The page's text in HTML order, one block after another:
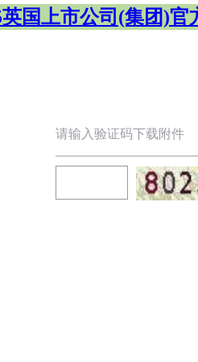
英国上市公司(集团)
请输入验证码下载附件